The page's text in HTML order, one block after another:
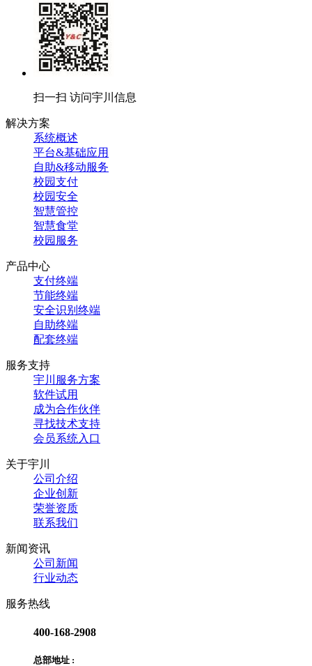
扫一扫 访问宇川信息
解决方案
系统概述
平台&基础应用
自助&移动服务
校园支付
校园安全
智慧管控
智慧食堂
校园服务
产品中心
支付终端
节能终端
安全识别终端
自助终端
配套终端
服务支持
宇川服务方案
软件试用
成为合作伙伴
寻找技术支持
会员系统入口
关于宇川
公司介绍
企业创新
荣誉资质
联系我们
新闻资讯
公司新闻
行业动态
服务热线
400-168-2908
总部地址 :